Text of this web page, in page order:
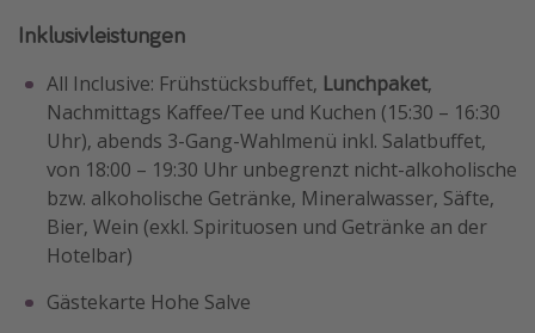
Inklusivleistungen
All Inclusive: Frühstücksbuffet, Lunchpaket,
Nachmittags Kaffee/Tee und Kuchen (15:30 – 16:30
Uhr), abends 3-Gang-Wahlmenü inkl. Salatbuffet,
von 18:00 – 19:30 Uhr unbegrenzt nicht-alkoholische
bzw. alkoholische Getränke, Mineralwasser, Säfte,
Bier, Wein (exkl. Spirituosen und Getränke an der
Hotelbar)
Gästekarte Hohe Salve